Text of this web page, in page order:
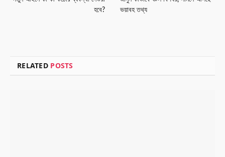
হবে?
ভয়াবহ তথ্য
RELATED POSTS